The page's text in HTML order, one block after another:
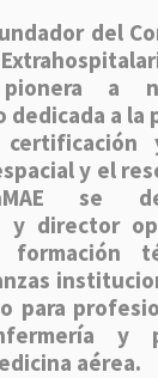
del
pionera a
dedicada a
y el
se
y director
para
y
aérea.